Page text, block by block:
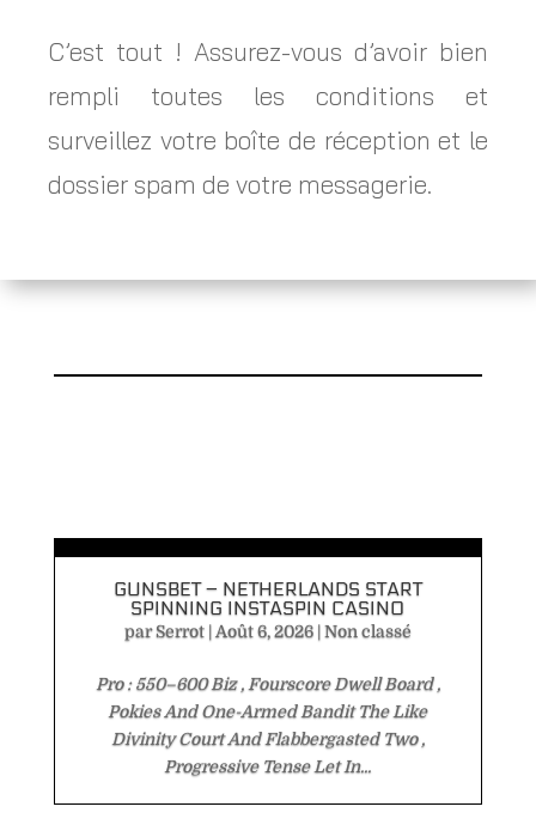
C’est tout ! Assurez-vous d’avoir bien
rempli toutes les conditions et
surveillez votre boîte de réception et le
dossier spam de votre messagerie.
GUNSBET – NETHERLANDS START
SPINNING INSTASPIN CASINO
parSerrot| Août 6, 2026|Non classé
Pro : 550–600 Biz , Fourscore Dwell Board ,
Pokies And One-Armed Bandit The Like
Divinity Court And Flabbergasted Two ,
Progressive Tense Let In...